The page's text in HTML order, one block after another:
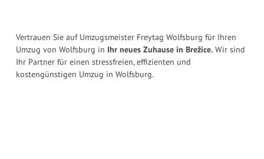
Vertrauen Sie auf Umzugsmeister Freytag Wolfsburg für Ihren
Umzug von Wolfsburg in Ihr neues Zuhause in Brežice. Wir sind
Ihr Partner für einen stressfreien, effizienten und
kostengünstigen Umzug in Wolfsburg.